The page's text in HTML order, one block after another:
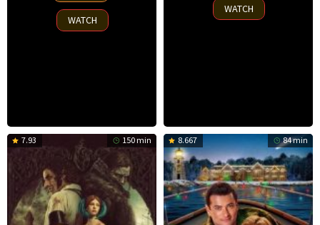
2025
WATCH
WATCH
7.93 150 min 8.667 84 min